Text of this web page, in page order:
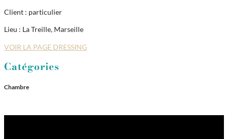
Client : particulier
Lieu : La Treille, Marseille
VOIR LA PAGE DRESSING
Catégories
Chambre